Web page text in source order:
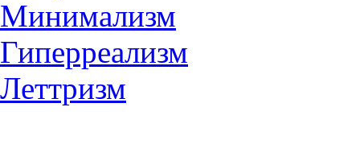
Минимализм
Гиперреализм
Леттризм